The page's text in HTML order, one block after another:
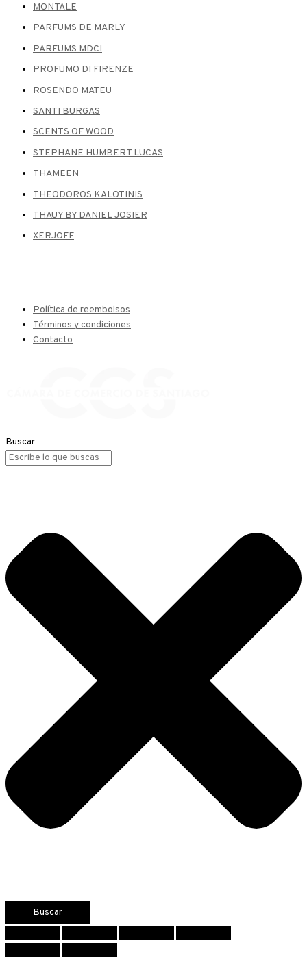
MONTALE
PARFUMS DE MARLY
PARFUMS MDCI
PROFUMO DI FIRENZE
ROSENDO MATEU
SANTI BURGAS
SCENTS OF WOOD
STEPHANE HUMBERT LUCAS
THAMEEN
THEODOROS KALOTINIS
THAUY BY DANIEL JOSIER
XERJOFF
Política de reembolsos
Términos y condiciones
Contacto
Buscar
Buscar